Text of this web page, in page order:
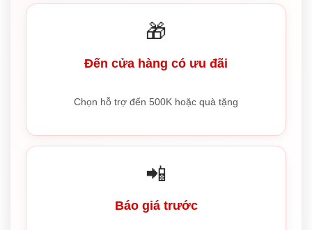
🎁
Đến cửa hàng có ưu đãi
Chọn hỗ trợ đến 500K hoặc quà tặng
📲
Báo giá trước